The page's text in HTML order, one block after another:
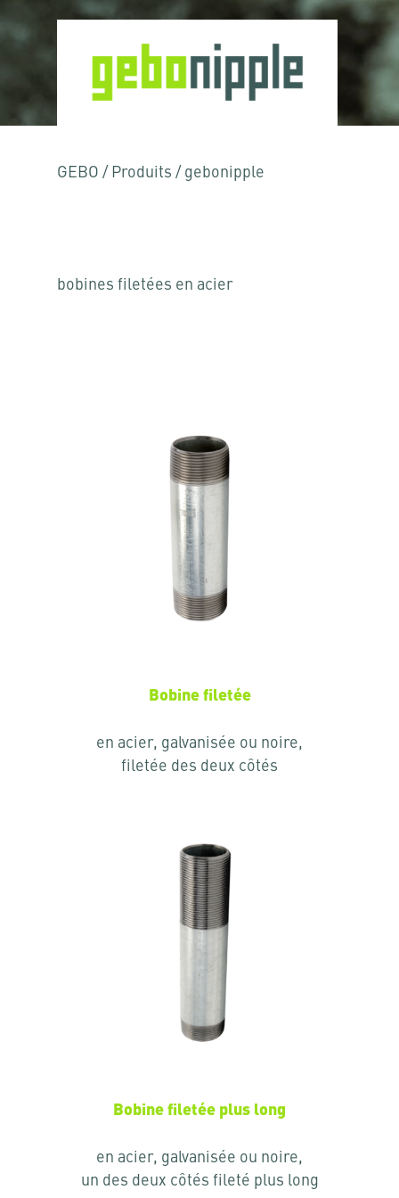
GEBO / Produits / gebonipple
bobines filetées en acier
Bobine filetée
en acier, galvanisée ou noire,
filetée des deux côtés
Bobine filetée plus long
en acier, galvanisée ou noire,
un des deux côtés fileté plus long